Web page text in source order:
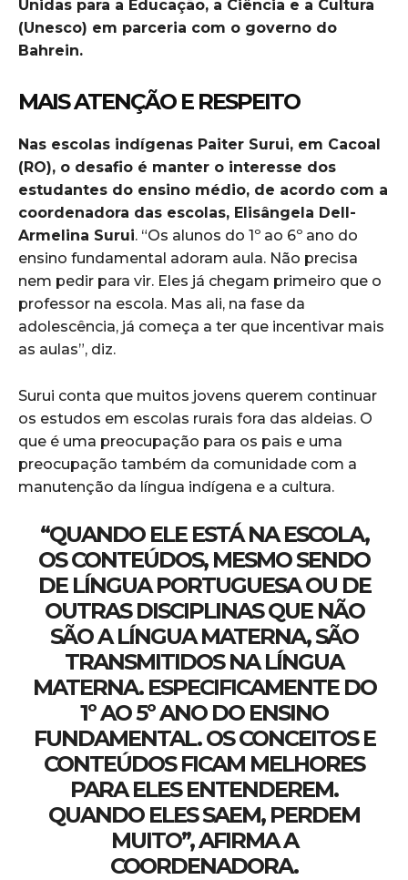
Unidas para a Educação, a Ciência e a Cultura
(Unesco) em parceria com o governo do
Bahrein.
MAIS ATENÇÃO E RESPEITO
Nas escolas indígenas Paiter Surui, em Cacoal
(RO), o desafio é manter o interesse dos
estudantes do ensino médio, de acordo com a
coordenadora das escolas, Elisângela Dell-
Armelina Surui. “Os alunos do 1º ao 6º ano do
ensino fundamental adoram aula. Não precisa
nem pedir para vir. Eles já chegam primeiro que o
professor na escola. Mas ali, na fase da
adolescência, já começa a ter que incentivar mais
as aulas”, diz.
Surui conta que muitos jovens querem continuar
os estudos em escolas rurais fora das aldeias. O
que é uma preocupação para os pais e uma
preocupação também da comunidade com a
manutenção da língua indígena e a cultura.
“QUANDO ELE ESTÁ NA ESCOLA,
OS CONTEÚDOS, MESMO SENDO
DE LÍNGUA PORTUGUESA OU DE
OUTRAS DISCIPLINAS QUE NÃO
SÃO A LÍNGUA MATERNA, SÃO
TRANSMITIDOS NA LÍNGUA
MATERNA. ESPECIFICAMENTE DO
1º AO 5º ANO DO ENSINO
FUNDAMENTAL. OS CONCEITOS E
CONTEÚDOS FICAM MELHORES
PARA ELES ENTENDEREM.
QUANDO ELES SAEM, PERDEM
MUITO”, AFIRMA A
COORDENADORA.